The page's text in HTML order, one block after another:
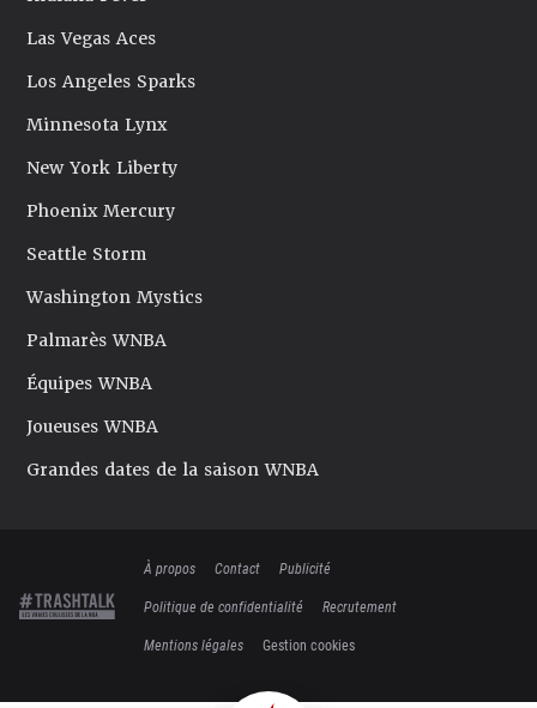
Las Vegas Aces
Los Angeles Sparks
Minnesota Lynx
New York Liberty
Phoenix Mercury
Seattle Storm
Washington Mystics
Palmarès WNBA
Équipes WNBA
Joueuses WNBA
Grandes dates de la saison WNBA
À propos Contact
Publicité
Politique de confidentialité
Recrutement
Mentions légales
Gestion cookies